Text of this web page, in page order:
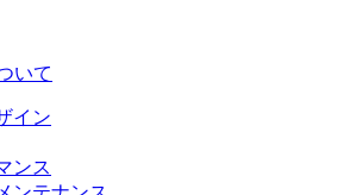
いて
イン
ンス